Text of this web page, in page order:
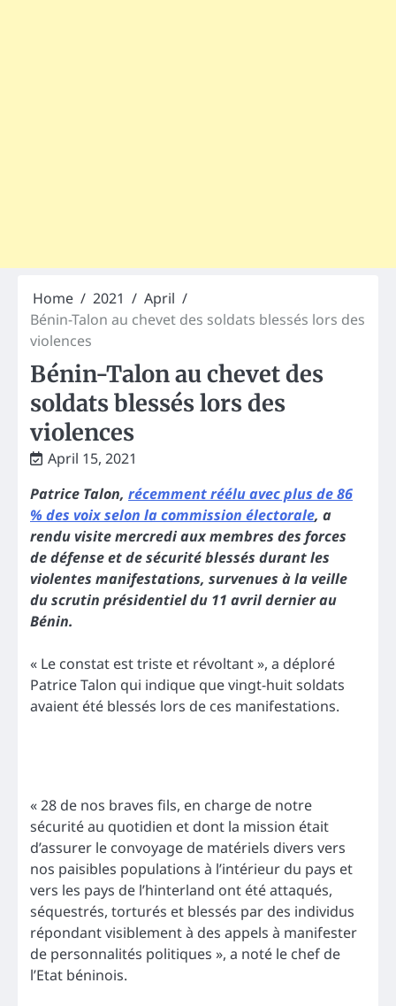
Home 2021
April
Bénin-Talon au chevet des soldats blessés lors des
violences
Bénin-Talon au chevet des
soldats blessés lors des
violences
April 15, 2021
Patrice Talon, récemment réélu avec plus de 86
% des voix selon la commission électorale, a
rendu visite mercredi aux membres des forces
de défense et de sécurité blessés durant les
violentes manifestations, survenues à la veille
du scrutin présidentiel du 11 avril dernier au
Bénin.
« Le constat est triste et révoltant », a déploré
Patrice Talon qui indique que vingt-huit soldats
avaient été blessés lors de ces manifestations.
« 28 de nos braves fils, en charge de notre
sécurité au quotidien et dont la mission était
d’assurer le convoyage de matériels divers vers
nos paisibles populations à l’intérieur du pays et
vers les pays de l’hinterland ont été attaqués,
séquestrés, torturés et blessés par des individus
répondant visiblement à des appels à manifester
de personnalités politiques », a noté le chef de
l’Etat béninois.